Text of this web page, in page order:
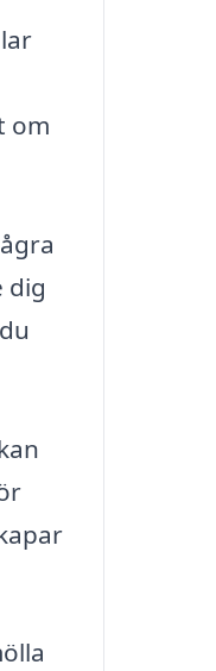
om
dig